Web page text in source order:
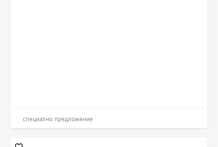
специално предложение